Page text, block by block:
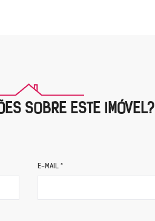
SOBRE ESTE IMÓVEL?
E-MAIL *